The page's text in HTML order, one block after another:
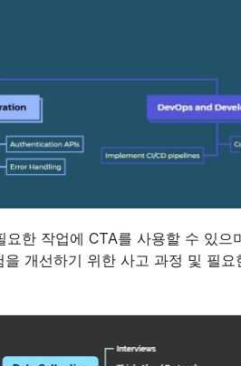
한 작업에 CTA를 사용할 수 있으
개선하기 위한 사고 과정 및 필